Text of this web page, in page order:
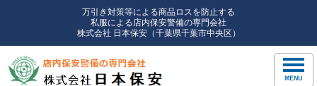
万引き対策等による商品ロスを防止する
私服による店内保安警備の専門会社
株式会社 日本保安（千葉県千葉市中央区）